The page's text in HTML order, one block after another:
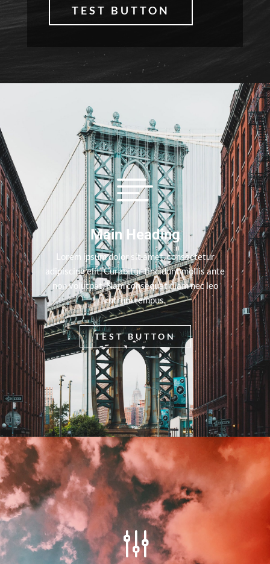
TEST BUTTON

Main Heading
Lorem ipsum dolor sit amet, consectetur
adipiscing elit. Curabitur tincidunt mollis ante
non volutpat. Nam consequat diam nec leo
rutrum tempus.
TEST BUTTON
g